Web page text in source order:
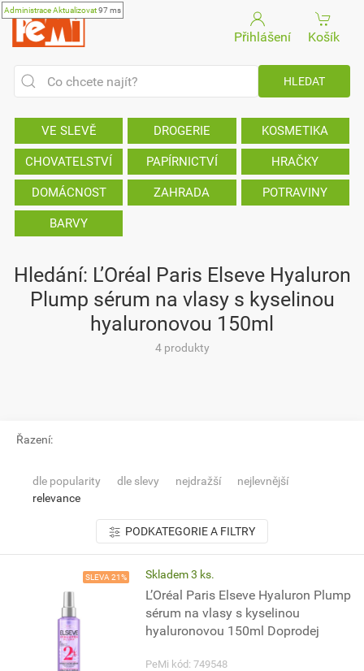
AdministraceAktualizovat97 ms
Přihlášení Košík
VE SLEVĚ DROGERIE KOSMETIKA
CHOVATELSTVÍ PAPÍRNICTVÍ HRAČKY
DOMÁCNOST ZAHRADA POTRAVINY
BARVY
Hledání: L’Oréal Paris Elseve Hyaluron
Plump sérum na vlasy s kyselinou
hyaluronovou 150ml
4 produkty
Řazení:
dle popularity dle slevy nejdražší
nejlevnější
relevance
PODKATEGORIE A FILTRY
SLEVA 21% Skladem 3 ks.
L’Oréal Paris Elseve Hyaluron Plump
sérum na vlasy s kyselinou
hyaluronovou 150ml Doprodej
PeMi kód: 749548